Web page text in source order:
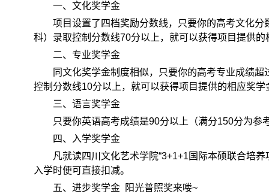
一、文化奖学金
项目设置了四档奖励分数线，只要你的高考文化
科）录取控制分数线70分以上，就可以获得项目提供
二、专业奖学金
同文化奖学金制度相似，只要你的高考专业成绩
控制分数线10分以上，就可以获得项目提供的相应奖
三、语言奖学金
只要你英语高考成绩是90分以上（满分150分为
四、入学奖学金
凡就读四川文化艺术学院“3+1+1国际本硕联合培
入学时便可直接扣减。
五、进步奖学金 阳光普照奖来喽~